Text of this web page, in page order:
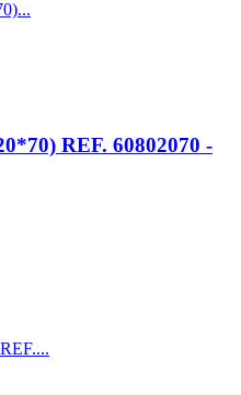
REF. 60802070 -